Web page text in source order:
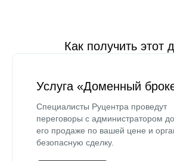
Как получить этот
Услуга «Доменный
Специалисты Руцентра проведут
переговоры с администратором
его продаже по вашей цене и
безопасную сделку.